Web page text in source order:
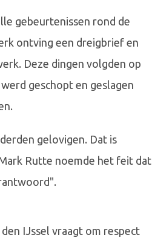
gebeurtenissen rond de
ontving een dreigbrief en
Deze dingen volgden op
geschopt en geslagen
gelovigen. Dat is
Rutte noemde het feit dat
IJssel vraagt om respect